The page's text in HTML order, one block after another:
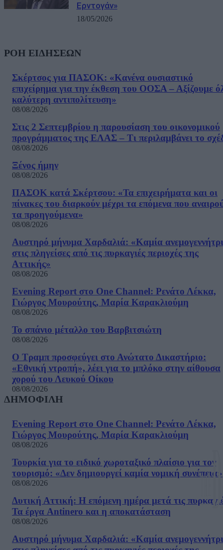
Ερντογάν»
18/05/2026
ΡΟΗ ΕΙΔΗΣΕΩΝ
Σκέρτσος για ΠΑΣΟΚ: «Κανένα ουσιαστικό
επιχείρημα για την έκθεση του ΟΟΣΑ – Αξίζουμε
καλύτερη αντιπολίτευση»
08/08/2026
Στις 2 Σεπτεμβρίου η παρουσίαση του οικονομικού
προγράμματος της ΕΛΑΣ – Τι περιλαμβάνει το
08/08/2026
Ξένος ήμην
08/08/2026
ΠΑΣΟΚ κατά Σκέρτσου: «Τα επιχειρήματα και οι
πίνακες του διαρκούν μέχρι τα επόμενα που
τα προηγούμενα»
08/08/2026
Αυστηρό μήνυμα Χαρδαλιά: «Καμία
στις πληγείσες από τις πυρκαγιές περιοχές της
Αττικής»
08/08/2026
Evening Report στο One Channel: Ρενάτο Λέκκα,
Γιώργος Μουρούτης, Μαρία Καρακλιούμη
08/08/2026
Το σπάνιο μέταλλο του Βαρβιτσιώτη
08/08/2026
Ο Τραμπ προσφεύγει στο Ανώτατο Δικαστήριο:
«Εθνική ντροπή», λέει για το μπλόκο στην αίθουσα
χορού του Λευκού Οίκου
08/08/2026
ΔΗΜΟΦΙΛΗ
Evening Report στο One Channel: Ρενάτο Λέκκα,
Γιώργος Μουρούτης, Μαρία Καρακλιούμη
08/08/2026
Τουρκία για το ειδικό χωροταξικό πλαίσιο για τον
τουρισμό: «Δεν δημιουργεί καμία νομική συνέπεια»
08/08/2026
Δυτική Αττική: Η επόμενη ημέρα μετά τις
Τα έργα Antinero και η αποκατάσταση
08/08/2026
Αυστηρό μήνυμα Χαρδαλιά: «Καμία